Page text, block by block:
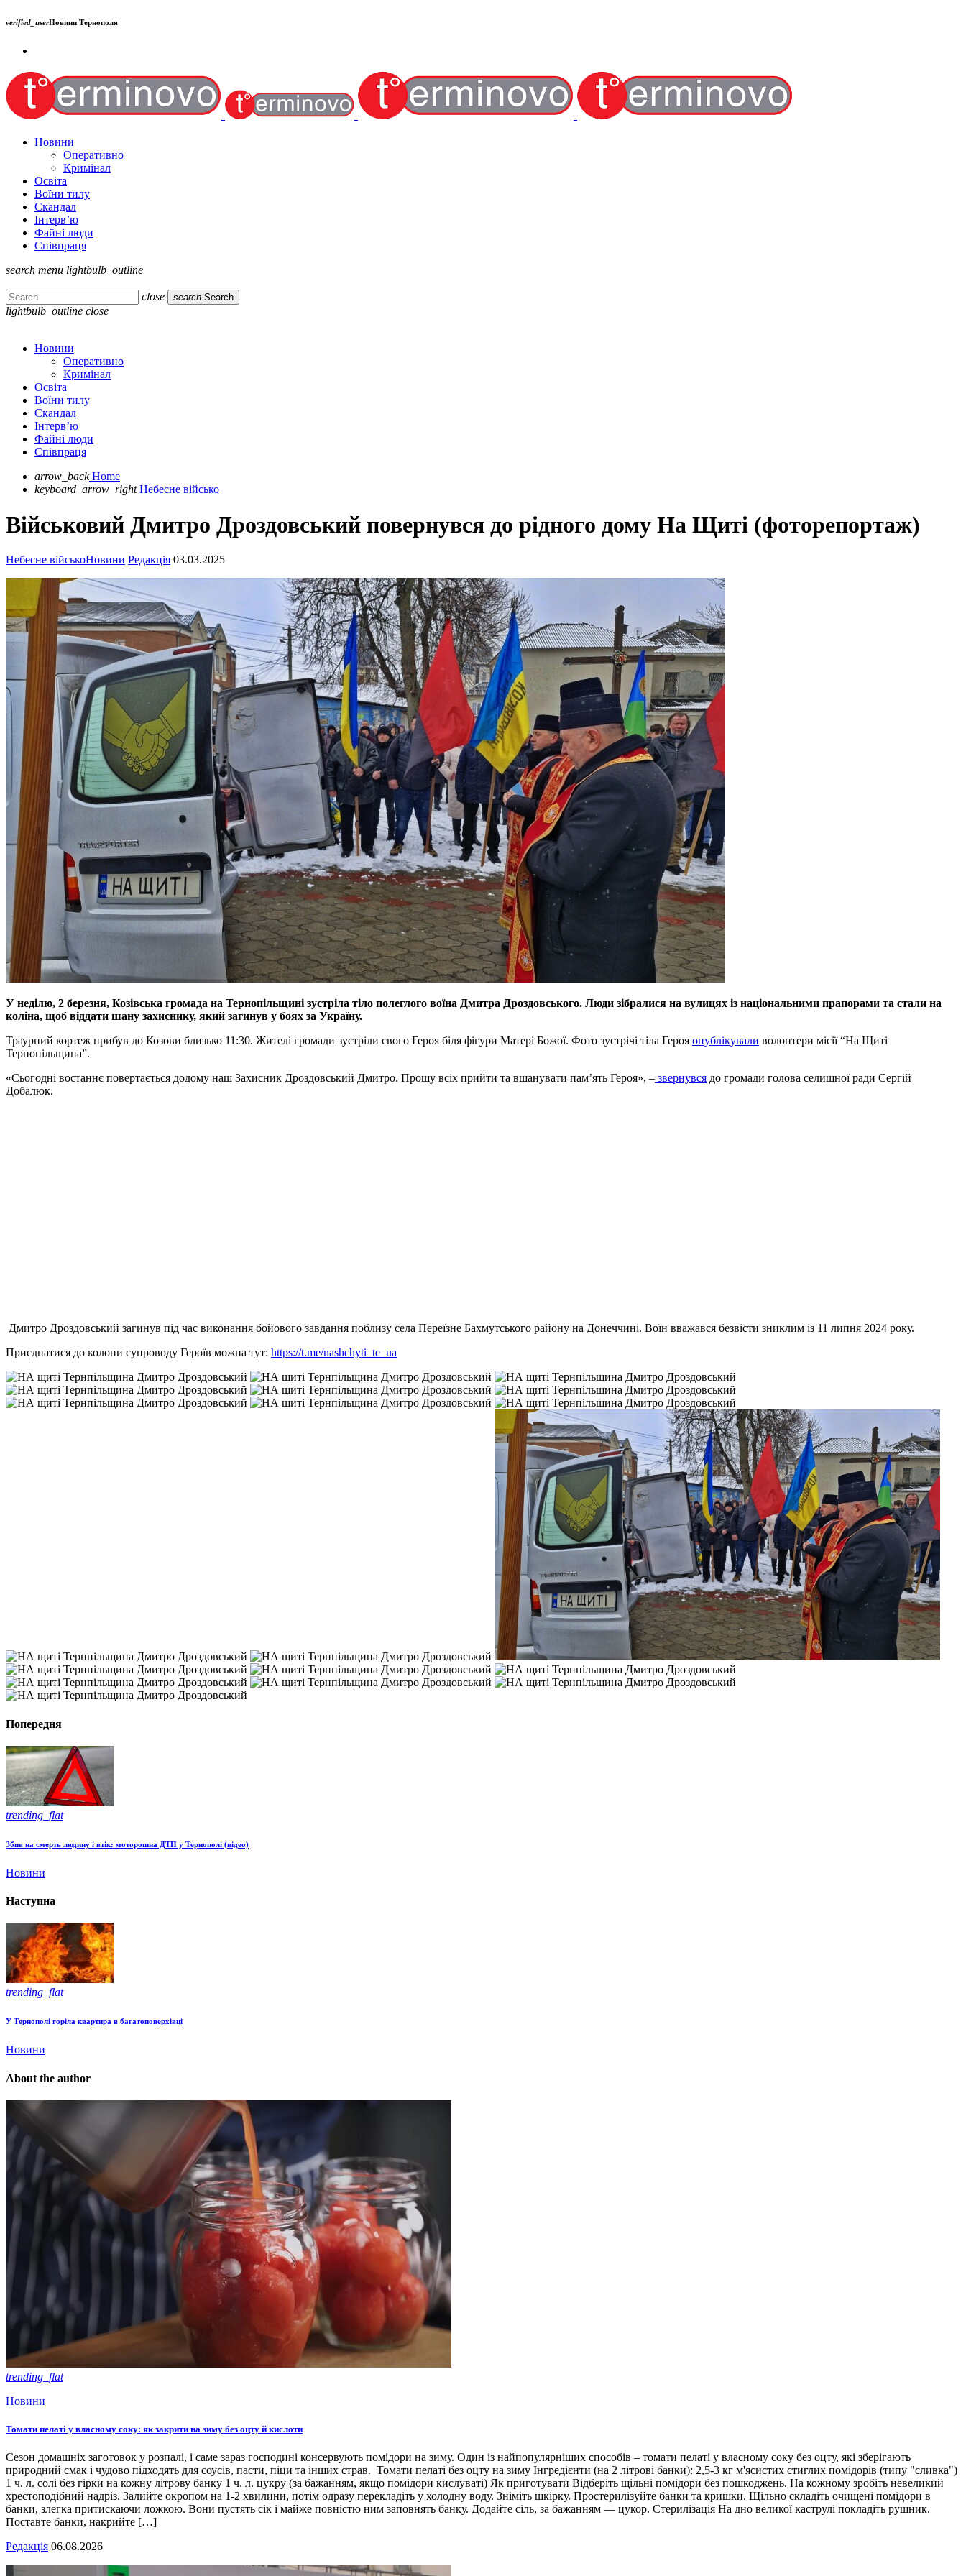
verified_userНовини Тернополя
Новини
Оперативно
Кримінал
Освіта
Воїни тилу
Скандал
Інтерв’ю
Файні люди
Співпраця
search menu lightbulb_outline
close search Search
lightbulb_outline close
Новини
Оперативно
Кримінал
Освіта
Воїни тилу
Скандал
Інтерв’ю
Файні люди
Співпраця
arrow_back Home
keyboard_arrow_right Небесне військо
Військовий Дмитро Дроздовський повернувся до рідного дому На Щиті (фоторепортаж)
Небесне військоНовини Редакція 03.03.2025
У неділю, 2 березня, Козівська громада на Тернопільщині зустріла тіло полеглого воїна Дмитра Дроздовського. Люди зібралися на вулицях із національними прапорами та стали на
коліна, щоб віддати шану захиснику, який загинув у боях за Україну.
Траурний кортеж прибув до Козови близько 11:30. Жителі громади зустріли свого Героя біля фігури Матері Божої. Фото зустрічі тіла Героя опублікували волонтери місії “На Щиті
Тернопільщина”.
«Сьогодні востаннє повертається додому наш Захисник Дроздовський Дмитро. Прошу всіх прийти та вшанувати пам’ять Героя», – звернувся до громади голова селищної ради Сергій
Добалюк.
Дмитро Дроздовський загинув під час виконання бойового завдання поблизу села Переїзне Бахмутського району на Донеччині. Воїн вважався безвісти зниклим із 11 липня 2024 року.
Приєднатися до колони супроводу Героїв можна тут: https://t.me/nashchyti_te_ua
Попередня
trending_flat
Збив на смерть людину і втік: моторошна ДТП у Тернополі (відео)
Новини
Наступна
trending_flat
У Тернополі горіла квартира в багатоповерхівці
Новини
About the author
trending_flat
Новини
Томати пелаті у власному соку: як закрити на зиму без оцту й кислоти
Сезон домашніх заготовок у розпалі, і саме зараз господині консервують помідори на зиму. Один із найпопулярніших способів – томати пелаті у власному соку без оцту, які зберігають
природний смак і чудово підходять для соусів, пасти, піци та інших страв. Томати пелаті без оцту на зиму Інгредієнти (на 2 літрові банки): 2,5-3 кг м'ясистих стиглих помідорів (типу "сливка")
1 ч. л. солі без гірки на кожну літрову банку 1 ч. л. цукру (за бажанням, якщо помідори кислуваті) Як приготувати Відберіть щільні помідори без пошкоджень. На кожному зробіть невеликий
хрестоподібний надріз. Залийте окропом на 1-2 хвилини, потім одразу перекладіть у холодну воду. Зніміть шкірку. Простерилізуйте банки та кришки. Щільно складіть очищені помідори в
банки, злегка притискаючи ложкою. Вони пустять сік і майже повністю ним заповнять банку. Додайте сіль, за бажанням — цукор. Стерилізація На дно великої каструлі покладіть рушник.
Поставте банки, накрийте […]
Редакція 06.08.2026